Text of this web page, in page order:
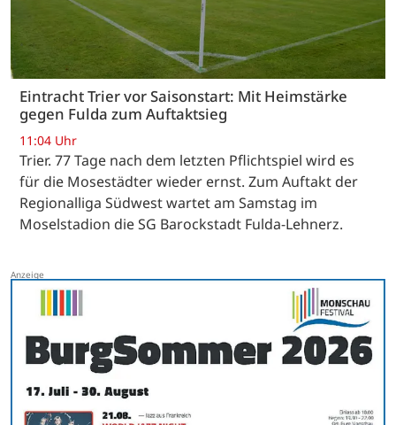
Eintracht Trier vor Saisonstart: Mit Heimstärke
gegen Fulda zum Auftaktsieg
11:04 Uhr
Trier. 77 Tage nach dem letzten Pflichtspiel wird es
für die Mosestädter wieder ernst. Zum Auftakt der
Regionalliga Südwest wartet am Samstag im
Moselstadion die SG Barockstadt Fulda-Lehnerz.